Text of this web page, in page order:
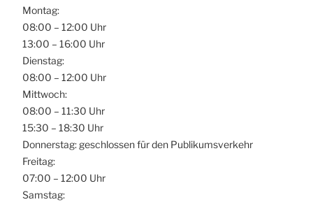
Montag:
08:00 – 12:00 Uhr
13:00 – 16:00 Uhr
Dienstag:
08:00 – 12:00 Uhr
Mittwoch:
08:00 – 11:30 Uhr
15:30 – 18:30 Uhr
Donnerstag: geschlossen für den Publikumsverkehr
Freitag:
07:00 – 12:00 Uhr
Samstag: